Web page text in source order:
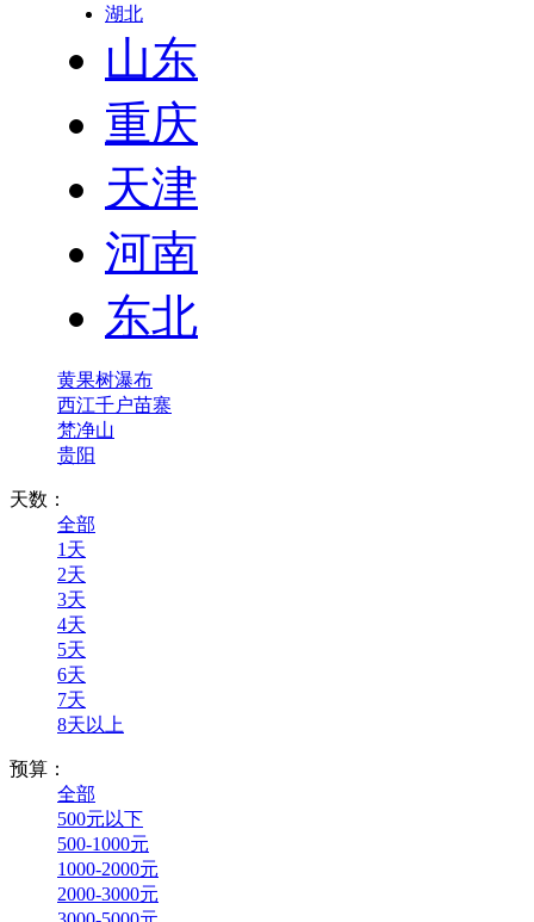
湖北
山东
重庆
天津
河南
东北
黄果树瀑布
西江千户苗寨
梵净山
贵阳
天数：
全部
1天
2天
3天
4天
5天
6天
7天
8天以上
预算：
全部
500元以下
500-1000元
1000-2000元
2000-3000元